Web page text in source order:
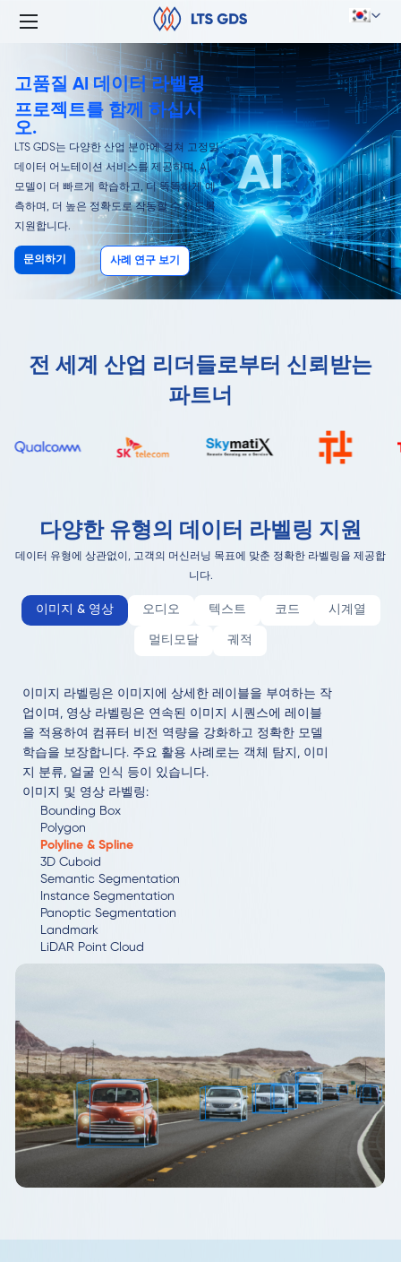
고품질 AI 데이터 라벨링
프로젝트를 함께 하십시
오.
LTS GDS는 다양한 산업 분야에 걸쳐 고정밀
데이터 어노테이션 서비스를 제공하며, AI
모델이 더 빠르게 학습하고, 더 똑똑하게 예
측하며, 더 높은 정확도로 작동할 수 있도록
지원합니다.
문의하기 사례 연구 보기
전 세계 산업 리더들로부터 신뢰받는
파트너
다양한 유형의 데이터 라벨링 지원
데이터 유형에 상관없이, 고객의 머신러닝 목표에 맞춘 정확한 라벨링을 제공합
니다.
이미지 & 영상 오디오 텍스트 코드 시계열
멀티모달 궤적
이미지 라벨링은 이미지에 상세한 레이블을 부여하는 작
업이며, 영상 라벨링은 연속된 이미지 시퀀스에 레이블
을 적용하여 컴퓨터 비전 역량을 강화하고 정확한 모델
학습을 보장합니다. 주요 활용 사례로는 객체 탐지, 이미
지 분류, 얼굴 인식 등이 있습니다.
이미지 및 영상 라벨링:
Bounding Box
Polygon
Polyline & Spline
3D Cuboid
Semantic Segmentation
Instance Segmentation
Panoptic Segmentation
Landmark
LiDAR Point Cloud